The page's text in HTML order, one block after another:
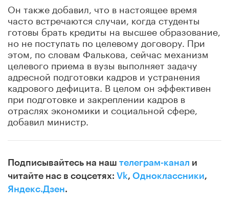
Он также добавил, что в настоящее время
часто встречаются случаи, когда студенты
готовы брать кредиты на высшее образование,
но не поступать по целевому договору. При
этом, по словам Фалькова, сейчас механизм
целевого приема в вузы выполняет задачу
адресной подготовки кадров и устранения
кадрового дефицита. В целом он эффективен
при подготовке и закреплении кадров в
отраслях экономики и социальной сфере,
добавил министр.
Подписывайтесь на наш телеграм-канал и
читайте нас в соцсетях: Vk, Одноклассники,
Яндекс.Дзен.